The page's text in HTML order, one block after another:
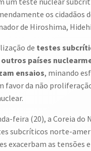
os cidadãos
de Hiroshima,
de testes
países
ensaios, minando
favor da não
feira (20), a Coreia do
subcríticos norte-
exacerbam as tensões e